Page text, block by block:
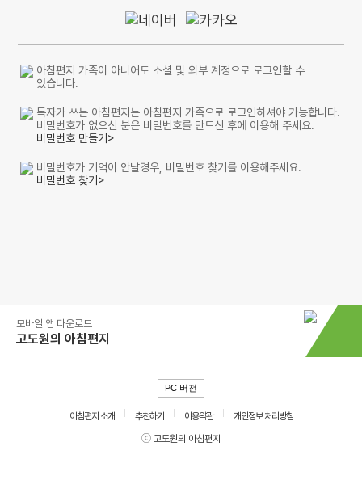
아침편지 가족이 아니어도 소셜 및 외부 계정으로 로그인할 수
있습니다.
독자가 쓰는 아침편지는 아침편지 가족으로 로그인하셔야 가능합니다.
비밀번호가 없으신 분은 비밀번호를 만드신 후에 이용해 주세요.
비밀번호 만들기>
비밀번호가 기억이 안날경우, 비밀번호 찾기를 이용해주세요.
비밀번호 찾기>
모바일 앱 다운로드
고도원의 아침편지
PC 버전
아침편지 소개 추천하기 이용약관
개인정보 처리방침
ⓒ 고도원의 아침편지